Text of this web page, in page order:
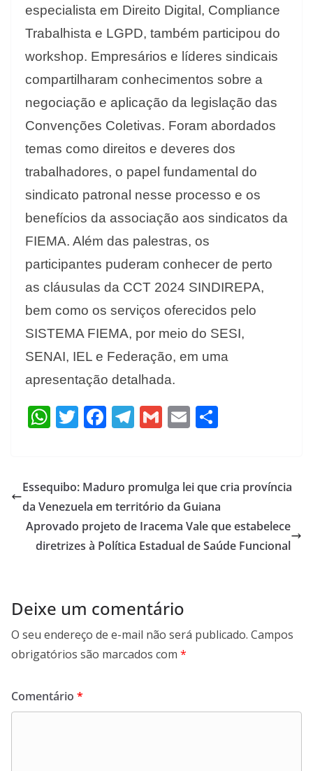
especialista em Direito Digital, Compliance
Trabalhista e LGPD, também participou do
workshop. Empresários e líderes sindicais
compartilharam conhecimentos sobre a
negociação e aplicação da legislação das
Convenções Coletivas. Foram abordados
temas como direitos e deveres dos
trabalhadores, o papel fundamental do
sindicato patronal nesse processo e os
benefícios da associação aos sindicatos da
FIEMA. Além das palestras, os
participantes puderam conhecer de perto
as cláusulas da CCT 2024 SINDIREPA,
bem como os serviços oferecidos pelo
SISTEMA FIEMA, por meio do SESI,
SENAI, IEL e Federação, em uma
apresentação detalhada.
W
h
s
A
p
p
T
w
er
F
ac
b
o
o
k
T
el
gr
a
m
G
m
l
E
m
l e
Essequibo: Maduro promulga lei que cria província
da Venezuela em território da Guiana
Aprovado projeto de Iracema Vale que estabelece
diretrizes à Política Estadual de Saúde Funcional
Deixe um comentário
O seu endereço de e-mail não será publicado. Campos
obrigatórios são marcados com *
Comentário *